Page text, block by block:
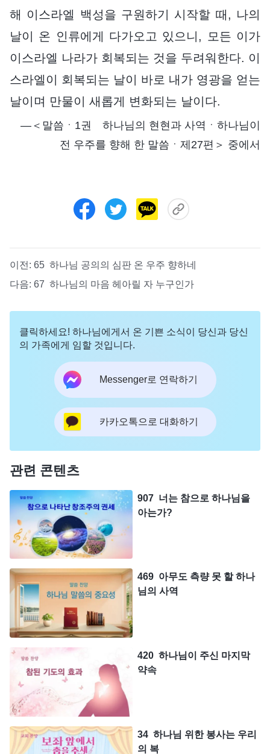
해 이스라엘 백성을 구원하기 시작할 때, 나의
날이 온 인류에게 다가오고 있으니, 모든 이가
이스라엘 나라가 회복되는 것을 두려워한다. 이
스라엘이 회복되는 날이 바로 내가 영광을 얻는
날이며 만물이 새롭게 변화되는 날이다.
―＜말씀ㆍ1권 하나님의 현현과 사역ㆍ하나님이
전 우주를 향해 한 말씀ㆍ제27편＞ 중에서
이전: 65 하나님 공의의 심판 온 우주 향하네
다음: 67 하나님의 마음 헤아릴 자 누구인가
클릭하세요! 하나님에게서 온 기쁜 소식이 당신과 당신
의 가족에게 임할 것입니다.
Messenger로 연락하기
카카오톡으로 대화하기
관련 콘텐츠
907 너는 참으로 하나님을
아는가?
469 아무도 측량 못 할 하나
님의 사역
420 하나님이 주신 마지막
약속
34 하나님 위한 봉사는 우리
의 복